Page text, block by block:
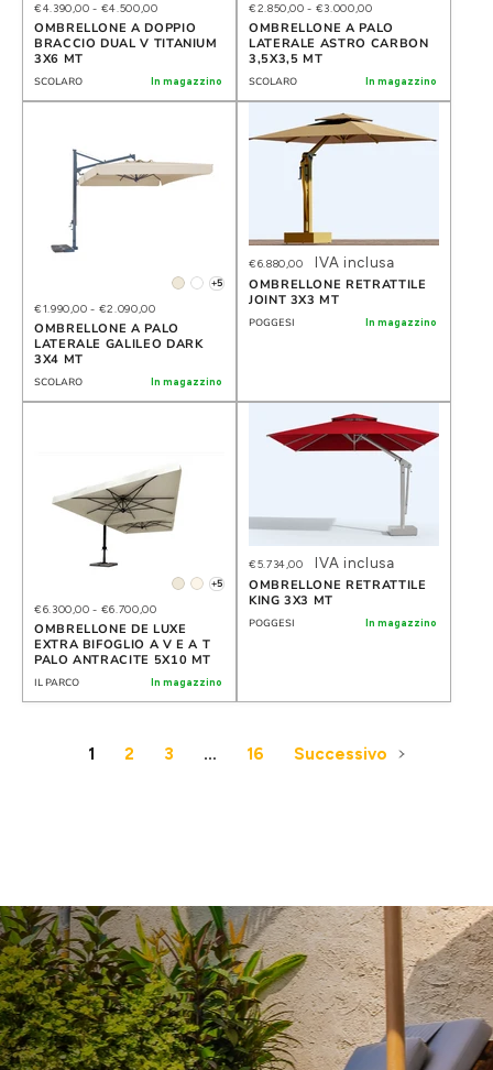
€4.390,00 - €4.500,00
OMBRELLONE A DOPPIO
BRACCIO DUAL V TITANIUM
3X6 MT
SCOLARO In magazzino
€2.850,00 - €3.000,00
OMBRELLONE A PALO
LATERALE ASTRO CARBON
3,5X3,5 MT
SCOLARO In magazzino
€1.990,00 - €2.090,00
OMBRELLONE A PALO
LATERALE GALILEO DARK
3X4 MT
SCOLARO In magazzino
+5
€6.880,00
IVA inclusa
OMBRELLONE RETRATTILE
JOINT 3X3 MT
POGGESI In magazzino
€6.300,00 - €6.700,00
OMBRELLONE DE LUXE
EXTRA BIFOGLIO A V E A T
PALO ANTRACITE 5X10 MT
IL PARCO In magazzino
+5
€5.734,00
IVA inclusa
OMBRELLONE RETRATTILE
KING 3X3 MT
POGGESI In magazzino
1 2 3 … 16 Successivo